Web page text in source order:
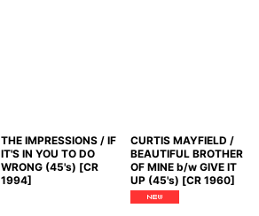
THE IMPRESSIONS / IF
IT'S IN YOU TO DO
WRONG (45's) [CR
1994]
CURTIS MAYFIELD /
BEAUTIFUL BROTHER
OF MINE b/w GIVE IT
UP (45's) [CR 1960]